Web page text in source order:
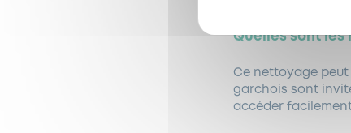
Quelles sont les
Ce nettoyage
garchois sont
accéder